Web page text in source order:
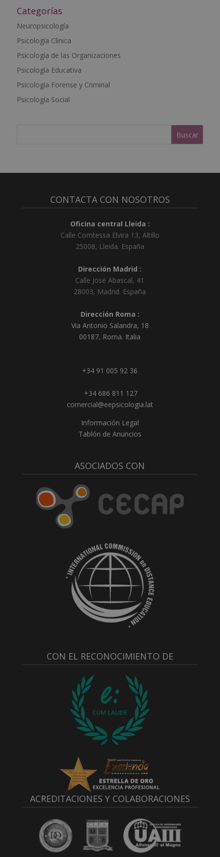
t
r
n
a
i
v
e
Categorías
Neuropsicología
Psicología Clínica
Psicología de las Organizaciones
Psicología Educativa
Psicología Forense y Criminal
Psicología Social
CONTACTA CON NOSOTROS
Oficina central Lleida :
Calle Comtessa Elvira 13, Altillo
25008, Lleida. España
Dirección Madrid :
Calle José Abascal, 41
28003, Madrid. España
Dirección Roma :
Via Antonio Salandra, 18
00187, Roma. Italia
+34 91 005 92 36
+34 686 811 127
comercial@eepsicologia.lat
Información Legal
Tablón de Anuncios
ASOCIADOS CON
CON EL RECONOCIMIENTO DE
ACREDITACIONES Y COLABORACIONES